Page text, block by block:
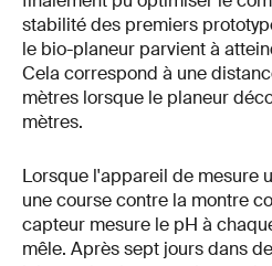
stabilité des premiers
le bio-planeur parvient à
Cela correspond à une
mètres lorsque le planeur
mètres.
Lorsque l'appareil de mesure
une course contre la montre
capteur mesure le pH à
mêle. Après sept jours dans